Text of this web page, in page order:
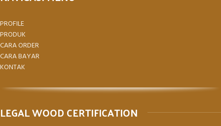
PROFILE
PRODUK
CARA ORDER
CARA BAYAR
KONTAK
LEGAL WOOD CERTIFICATION